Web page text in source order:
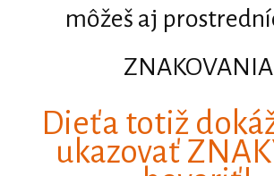
môžeš aj
Dieťa totiž
ukazovať